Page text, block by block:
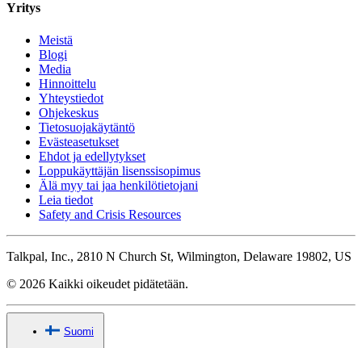
Yritys
Meistä
Blogi
Media
Hinnoittelu
Yhteystiedot
Ohjekeskus
Tietosuojakäytäntö
Evästeasetukset
Ehdot ja edellytykset
Loppukäyttäjän lisenssisopimus
Älä myy tai jaa henkilötietojani
Leia tiedot
Safety and Crisis Resources
Talkpal, Inc., 2810 N Church St, Wilmington, Delaware 19802, US
© 2026 Kaikki oikeudet pidätetään.
Suomi